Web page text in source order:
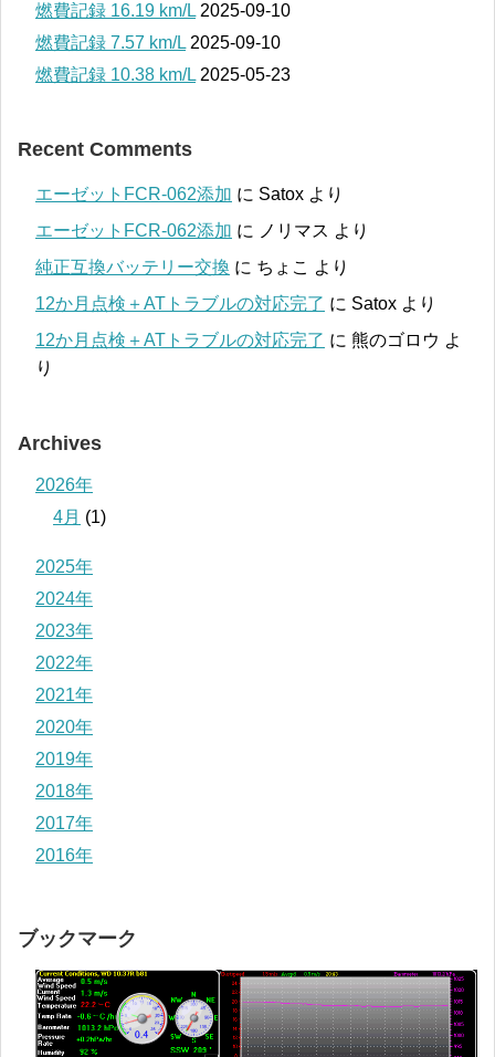
燃費記録 16.19 km/L 2025-09-10
燃費記録 7.57 km/L 2025-09-10
燃費記録 10.38 km/L 2025-05-23
Recent Comments
エーゼットFCR-062添加 に Satox より
エーゼットFCR-062添加 に ノリマス より
純正互換バッテリー交換 に ちょこ より
12か月点検＋ATトラブルの対応完了 に Satox より
12か月点検＋ATトラブルの対応完了 に 熊のゴロウ よ
り
Archives
2026年
4月 (1)
2025年
2024年
2023年
2022年
2021年
2020年
2019年
2018年
2017年
2016年
ブックマーク